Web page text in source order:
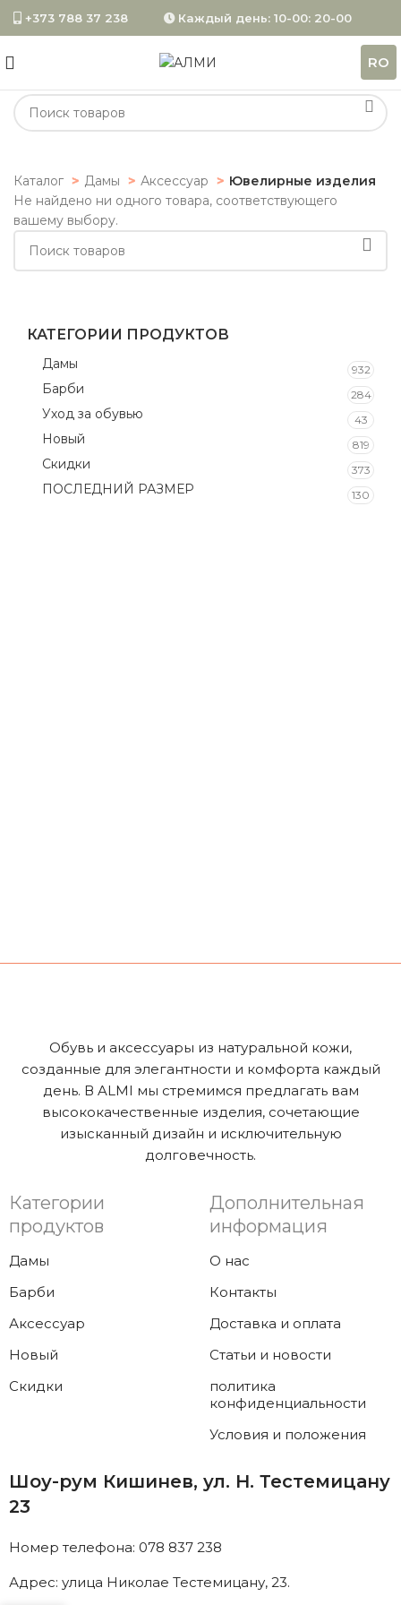
+373 788 37 238 Каждый день: 10-00: 20-00
RO
КАТЕГОРИИ ПРОДУКТОВ
Дамы 932
Барби 284
Уход за обувью 43
Новый 819
Скидки 373
ПОСЛЕДНИЙ РАЗМЕР 130
Каталог Дамы Аксессуар
Ювелирные изделия
Не найдено ни одного товара, соответствующего
вашему выбору.
Обувь и аксессуары из натуральной кожи,
созданные для элегантности и комфорта каждый
день. В ALMI мы стремимся предлагать вам
высококачественные изделия, сочетающие
изысканный дизайн и исключительную
долговечность.
Категории
продуктов
Дамы
Барби
Аксессуар
Новый
Скидки
Дополнительная
информация
О нас
Контакты
Доставка и оплата
Статьи и новости
политика
конфиденциальности
Условия и положения
Шоу-рум Кишинев, ул. Н. Тестемицану
23
Номер телефона: 078 837 238
Адрес: улица Николае Тестемицану, 23.